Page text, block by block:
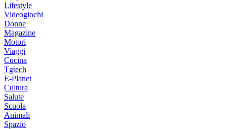
Lifestyle
Videogiochi
Donne
Magazine
Motori
Viaggi
Cucina
Tgtech
E-Planet
Cultura
Salute
Scuola
Animali
Spazio